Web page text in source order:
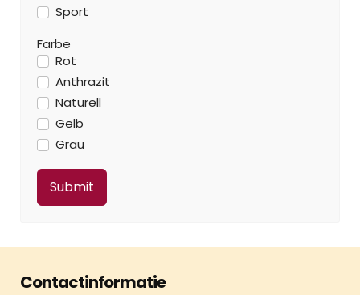
Sport
Farbe
Rot
Anthrazit
Naturell
Gelb
Grau
Contactinformatie